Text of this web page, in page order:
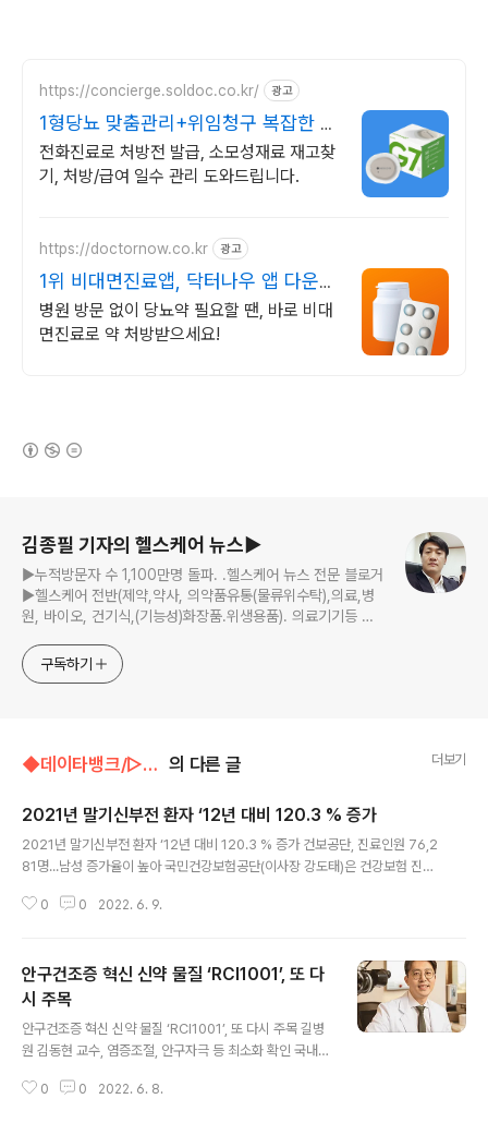
https://concierge.soldoc.co.kr/ 광고
1형당뇨 맞춤관리+위임청구 복잡한 청
구 절차 ZERO
전화진료로 처방전 발급, 소모성재료 재고찾
기, 처방/급여 일수 관리 도와드립니다.
https://doctornow.co.kr 광고
1위 비대면진료앱, 닥터나우 앱 다운로
드 800만 돌파!
병원 방문 없이 당뇨약 필요할 땐, 바로 비대
면진료로 약 처방받으세요!
김종필 기자의 헬스케어 뉴스▶
▶누적방문자 수 1,100만명 돌파. .헬스케어 뉴스 전문 블로거
▶헬스케어 전반(제약,약사, 의약품유통(물류위수탁),의료,병
원, 바이오, 건기식,(기능성)화장품.위생용품). 의료기기등 ☞
jp11222@naver.com
구독하기
◆데이타뱅크/▷건강(질환)정보 의 다른 글 더보기
2021년 말기신부전 환자 ‘12년 대비 120.3 % 증가
2021년 말기신부전 환자 ‘12년 대비 120.3 % 증가 건보공단, 진료인원 76,2
81명...남성 증가율이 높아 국민건강보험공단(이사장 강도태)은 건강보험 진료
했다. 말기신부전 진료인원은 2012년 5만 156명에서 2021년 7만 6,281 명
‘말기신부전’의 연령 구분별 진료인원을 살펴보면, 전체 진료인원(76,281명)
중 70대 이상 26,759명(35.1%), 60대 22,229명(29.1%), 50대 16,343
명(21.4%), 50대 미만 1..
0 0 2022. 6. 9.
안구건조증 혁신 신약 물질 ‘RCI1001’, 또 다
시 주목
안구건조증 혁신 신약 물질 ‘RCI1001’, 또 다시 주목 길병
원 김동현 교수, 염증조절, 안구자극 등 최소화 확인 국내
urface Diseases) 치료 후보물질 ‘RCI001’의 효과를
0 0 2022. 6. 8.